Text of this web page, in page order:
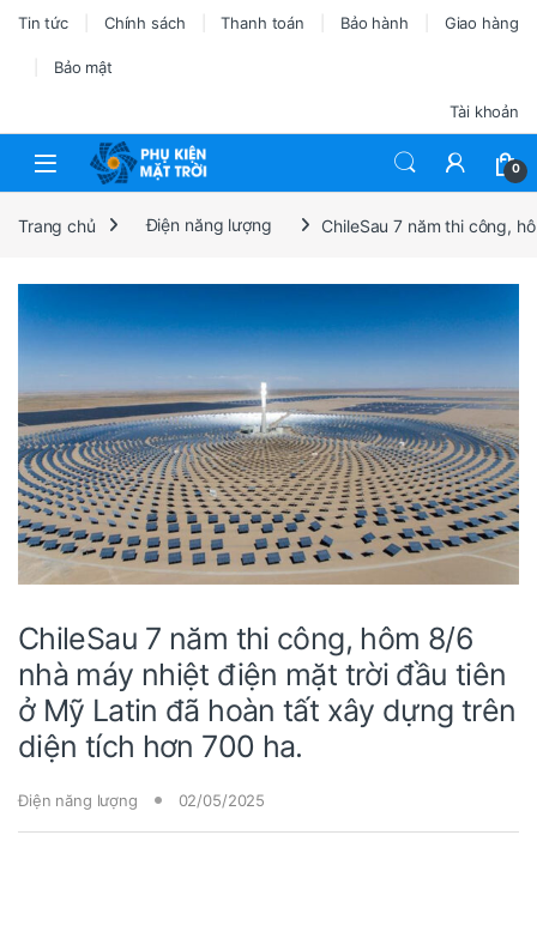
Tin tức Chính sách Thanh toán Bảo hành Giao hàng
Bảo mật
Tài khoản
0
Trang chủ Điện năng lượng ChileSau 7 năm thi công,
ChileSau 7 năm thi công, hôm 8/6
nhà máy nhiệt điện mặt trời đầu tiên
ở Mỹ Latin đã hoàn tất xây dựng trên
diện tích hơn 700 ha.
Điện năng lượng 02/05/2025